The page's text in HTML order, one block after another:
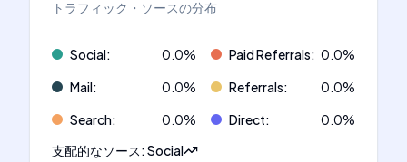
トラフィック・ソースの分布
Social: 0.0% Paid Referrals: 0.0%
Mail: 0.0% Referrals: 0.0%
Search: 0.0% Direct: 0.0%
支配的なソース:Social